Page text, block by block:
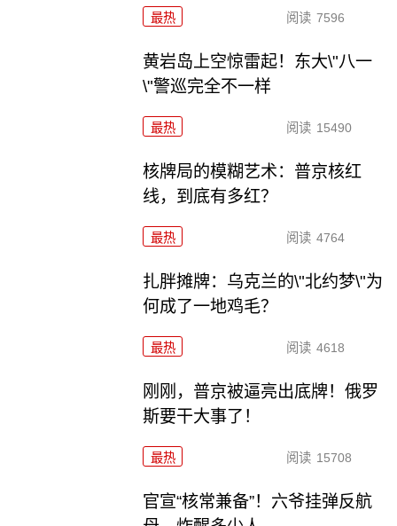
最热 阅读 7596
黄岩岛上空惊雷起！东大\"八一
\"警巡完全不一样
最热 阅读 15490
核牌局的模糊艺术：普京核红
线，到底有多红？
最热 阅读 4764
扎胖摊牌：乌克兰的\"北约梦\"为
何成了一地鸡毛？
最热 阅读 4618
刚刚，普京被逼亮出底牌！俄罗
斯要干大事了！
最热 阅读 15708
官宣“核常兼备”！六爷挂弹反航